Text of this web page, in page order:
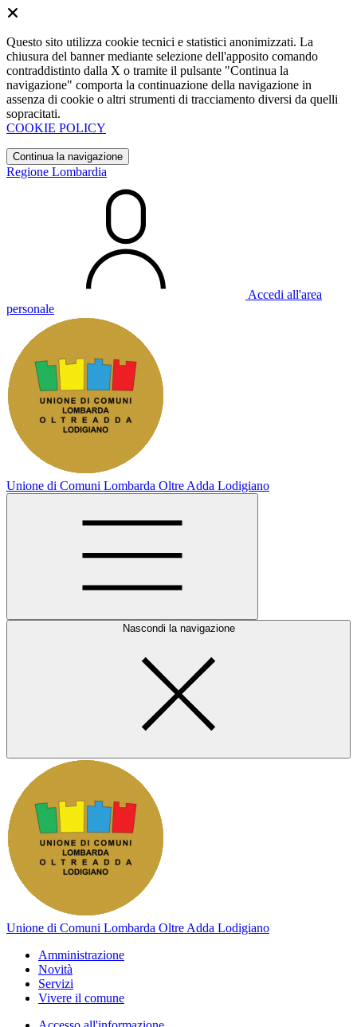
Questo sito utilizza cookie tecnici e statistici anonimizzati. La
chiusura del banner mediante selezione dell'apposito comando
contraddistinto dalla X o tramite il pulsante "Continua la
navigazione" comporta la continuazione della navigazione in
assenza di cookie o altri strumenti di tracciamento diversi da quelli
sopracitati.
COOKIE POLICY
Continua la navigazione
Regione Lombardia
Accedi all'area
personale
Unione di Comuni Lombarda Oltre Adda Lodigiano
Nascondi la navigazione
Unione di Comuni Lombarda Oltre Adda Lodigiano
Amministrazione
Novità
Servizi
Vivere il comune